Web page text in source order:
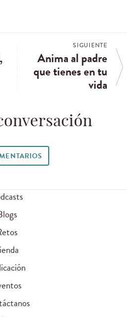
SIGUIENTE
Anima al padre
que tienes en tu
vida